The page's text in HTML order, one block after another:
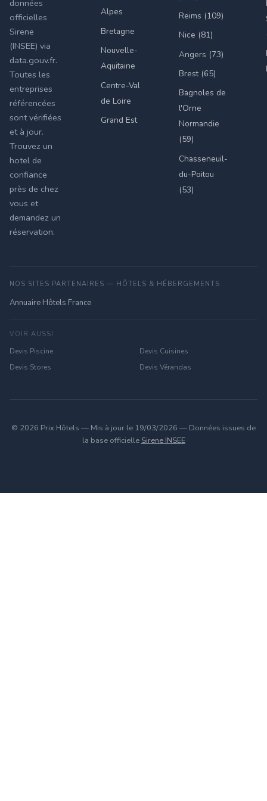
données
officielles
Sirene
(INSEE) via
data.gouv.fr.
Toutes les
entreprises
référencées
sont vérifiées
et à jour.
Trouvez un
hotel de
confiance
près de chez
vous et
demandez un
réservation.
Alpes
Bretagne
Nouvelle-
Aquitaine
Centre-Val
de Loire
Grand Est
Reims (109)
Nice (81)
Angers (73)
Brest (65)
Bagnoles de
l'Orne
Normandie
(59)
Chasseneuil-
du-Poitou
(53)
NOS SITES PARTENAIRES — HÔTELS & HÉBERGEMENTS
Annuaire Hôtels France
VOIR AUSSI
Devis Piscine
Devis Cuisines
Devis Stores
Devis Vérandas
© 2026 Prix Hôtels — Mis à jour le 19/03/2026 — Données issues de
la base officielle Sirene INSEE